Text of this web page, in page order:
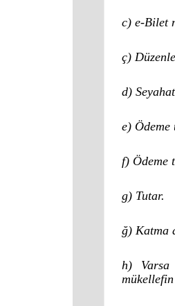
c) e-Bilet
ç)
d)
e)
f) Ödeme
g) Tutar.
ğ) Katma
h) Varsa
mükellefin